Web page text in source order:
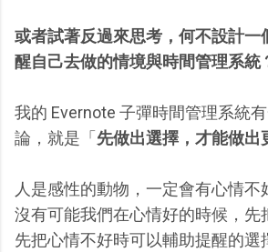
或者試著反過來思考，何不設計一
醒自己去做的情境與時間管理系統
我的 Evernote 子彈時間管理系統
論，就是「先做出選擇，才能做出
人是感性的動物，一定會有心情
沒有可能我們在心情好的時候，先
先把心情不好時可以輔助提醒的選